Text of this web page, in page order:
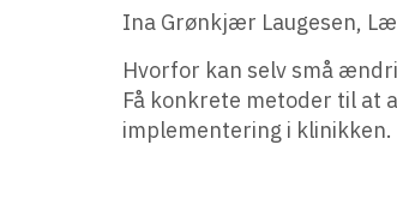
Ina Grønkjær Laugesen,
Hvorfor kan selv små
Få konkrete metoder til at
implementering i klinikken.